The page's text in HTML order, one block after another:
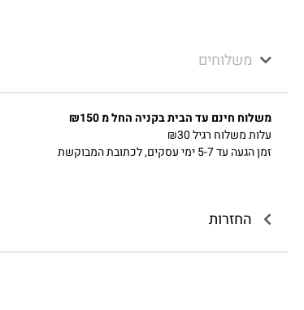
משלוחים
משלוח חינם עד הבית בקניה החל מ ₪150
עלות משלוח רגיל ₪30
זמן הגעה עד 5-7 ימי עסקים, לכתובת המבוקשת
החזרות